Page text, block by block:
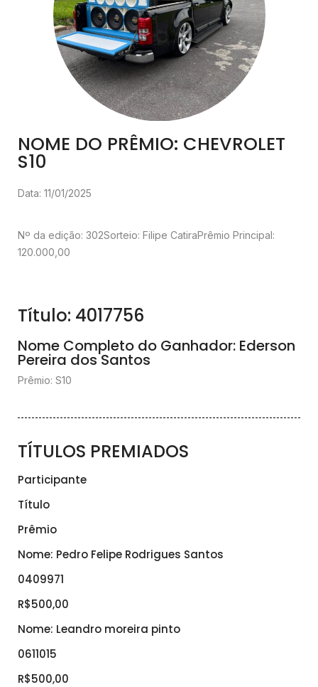
NOME DO PRÊMIO: CHEVROLET
S10
Data: 11/01/2025
Nº da edição: 302Sorteio: Filipe CatiraPrêmio Principal:
120.000,00
Título: 4017756
Nome Completo do Ganhador: Ederson
Pereira dos Santos
Prêmio: S10
TÍTULOS PREMIADOS
Participante
Título
Prêmio
Nome: Pedro Felipe Rodrigues Santos
0409971
R$500,00
Nome: Leandro moreira pinto
0611015
R$500,00